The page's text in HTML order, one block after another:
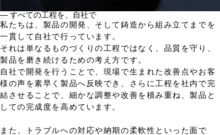
― すべての工程を、自社で
私たちは、製品の開発、そして鋳造から組み立てまでを
一貫して自社で行っています。
それは単なるものづくりの工程ではなく、品質を守り、
製品を磨き続けるための考え方です。
自社で開発を行うことで、現場で生まれた改善点やお客
様の声を素早く製品へ反映でき、さらに工程を社内で完
結させることで、細かな調整や改善を積み重ね、製品と
しての完成度を高めています。
また、トラブルへの対応や納期の柔軟性といった面で